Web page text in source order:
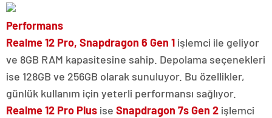
Performans
Realme 12 Pro, Snapdragon 6 Gen 1 işlemci ile geliyor
ve 8GB RAM kapasitesine sahip. Depolama seçenekleri
ise 128GB ve 256GB olarak sunuluyor. Bu özellikler,
günlük kullanım için yeterli performansı sağlıyor.
Realme 12 Pro Plus ise Snapdragon 7s Gen 2 işlemci